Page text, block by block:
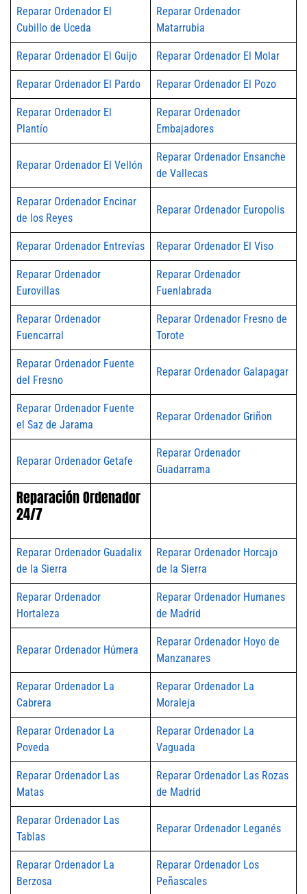
Reparar Ordenador El
Cubillo de Uceda
Reparar Ordenador
Matarrubia
Reparar Ordenador El Guijo Reparar Ordenador El Molar
Reparar Ordenador El Pardo Reparar Ordenador El Pozo
Reparar Ordenador El
Plantío
Reparar Ordenador
Embajadores
Reparar Ordenador El Vellón
Reparar Ordenador Ensanche
de Vallecas
Reparar Ordenador Encinar
de los Reyes
Reparar Ordenador Europolis
Reparar Ordenador Entrevías Reparar Ordenador El Viso
Reparar Ordenador
Eurovillas
Reparar Ordenador
Fuenlabrada
Reparar Ordenador
Fuencarral
Reparar Ordenador Fresno de
Torote
Reparar Ordenador Fuente
del Fresno
Reparar Ordenador Galapagar
Reparar Ordenador Fuente
el Saz de Jarama
Reparar Ordenador Griñon
Reparar Ordenador Getafe
Reparar Ordenador
Guadarrama
Reparación Ordenador
24/7
Reparar Ordenador Guadalix
de la Sierra
Reparar Ordenador Horcajo
de la Sierra
Reparar Ordenador
Hortaleza
Reparar Ordenador Humanes
de Madrid
Reparar Ordenador Húmera
Reparar Ordenador Hoyo de
Manzanares
Reparar Ordenador La
Cabrera
Reparar Ordenador La
Moraleja
Reparar Ordenador La
Poveda
Reparar Ordenador La
Vaguada
Reparar Ordenador Las
Matas
Reparar Ordenador Las Rozas
de Madrid
Reparar Ordenador Las
Tablas
Reparar Ordenador Leganés
Reparar Ordenador La
Berzosa
Reparar Ordenador Los
Peñascales